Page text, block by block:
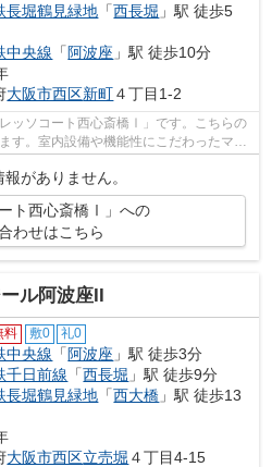
長堀鶴見緑地 「西長堀 」駅 徒歩5
中央線 「 阿波座 」駅 徒歩10分
大阪市西区新町４丁目1-2
ッソコート西心斎橋Ⅰ」です。こちらの
す。室内設備や機能性にこだわったマン
近で...
がありません。
ート西心斎橋Ⅰ」への
わせはこちら
ル阿波座II
料 敷0 礼0
中央線 「阿波座 」駅 徒歩3分
千日前線 「西長堀 」駅 徒歩9分
長堀鶴見緑地 「西大橋 」駅 徒歩13
大阪市西区立売堀 ４丁目4-15